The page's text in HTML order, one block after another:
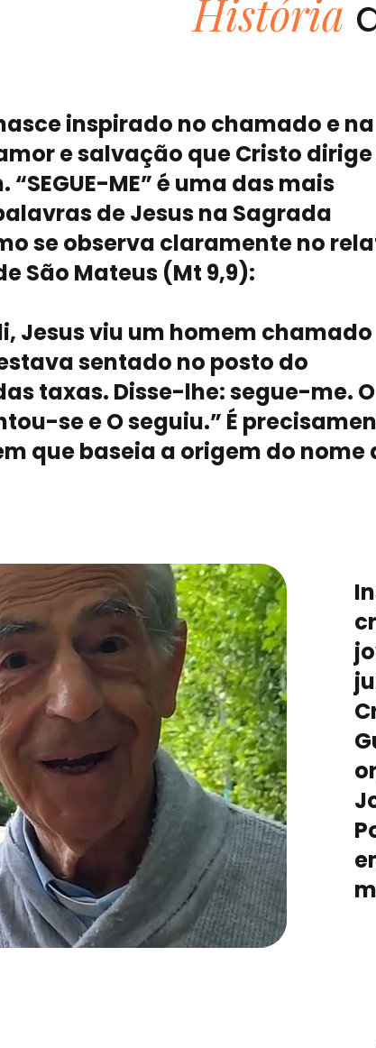
História
nasce inspirado no chamado e na
e salvação que Cristo dirige
ME” é uma das mais
de Jesus na Sagrada
se observa claramente no
São Mateus (Mt 9,9):
Jesus viu um homem chamado
sentado no posto do
taxas. Disse-lhe: segue-me. O
se e O seguiu.” É
que baseia a origem do nome